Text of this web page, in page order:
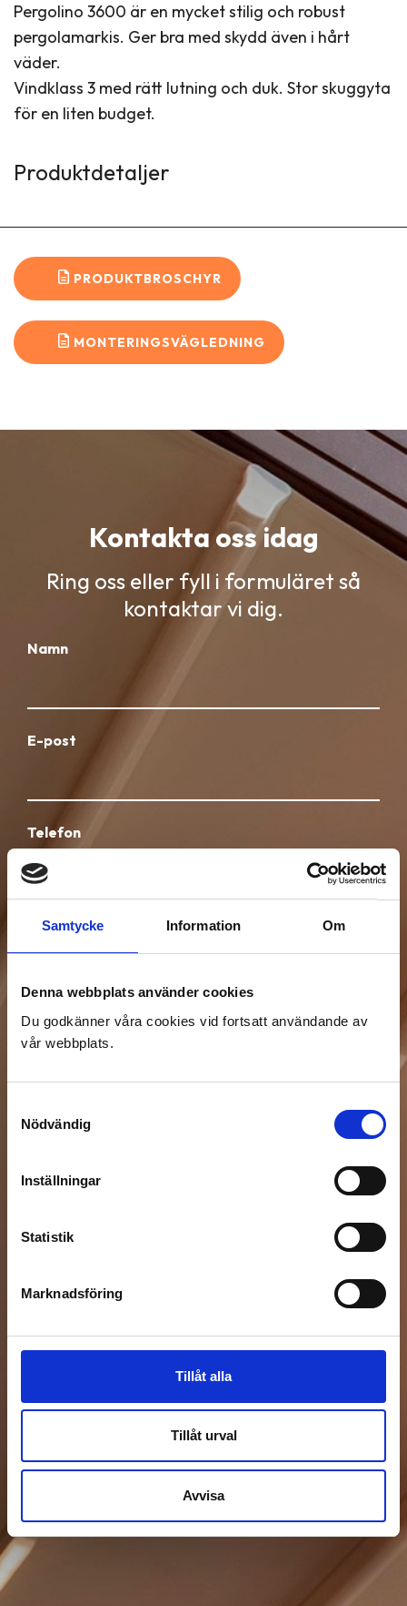
Samtycke Information Om
Denna webbplats använder cookies
Du godkänner våra cookies vid fortsatt användande av
vår webbplats.
Nödvändig
Inställningar
Statistik
Marknadsföring
Tillåt alla
Tillåt urval
Avvisa
Pergolino 3600 är en mycket stilig och robust
pergolamarkis. Ger bra med skydd även i hårt
väder.
Vindklass 3 med rätt lutning och duk. Stor skuggyta
för en liten budget.
Produktdetaljer
PRODUKTBROSCHYR
MONTERINGSVÄGLEDNING
Kontakta oss idag
Ring oss eller fyll i formuläret så
kontaktar vi dig.
Namn
E-post
Telefon
Område / Postnummer
MåttSåhär mäter du
Samtycker till att mina personuppgifter behandlas